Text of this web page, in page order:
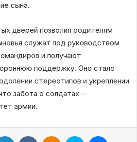
сына.
дверей позволил родителям
служат под руководством
и получают
поддержку. Оно стало
стереотипов и укреплении
забота о солдатах –
армии.
LinkedIn VKontakteOdnoklassniki
Skype